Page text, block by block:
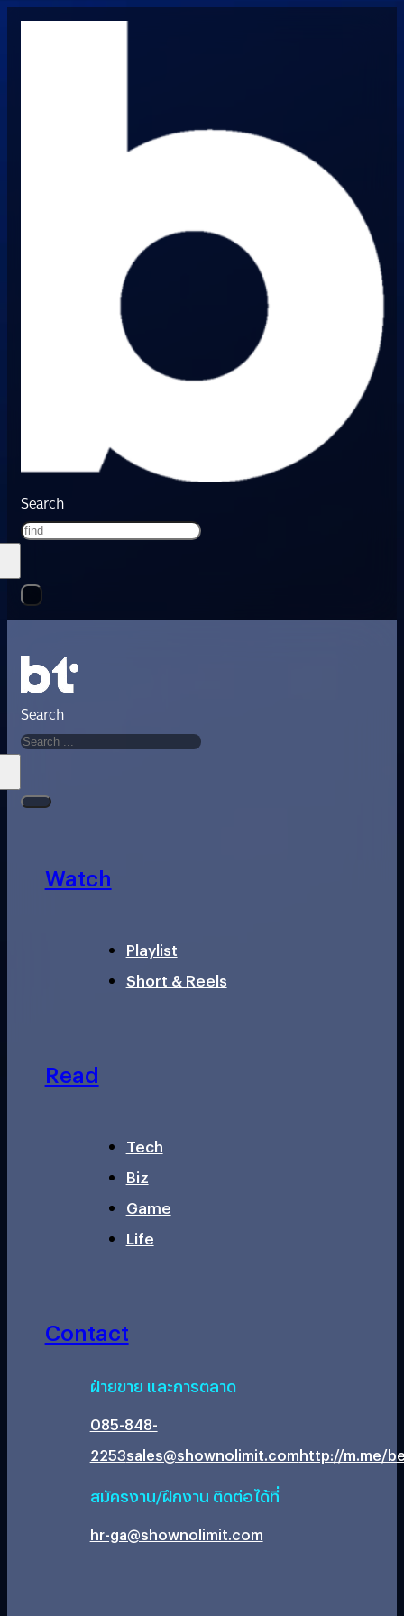
Search
Search
Watch
Playlist
Short & Reels
Read
Tech
Biz
Game
Life
Contact
ฝ่ายขาย และการตลาด
085-848-
2253sales@shownolimit.comhttp://m.me/
สมัครงาน/ฝึกงาน ติดต่อได้ที่
hr-ga@shownolimit.com